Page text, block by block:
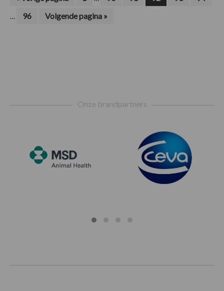
zijn
… Pagina
96
Ga
naar
Volgende pagina »
Onze brandpartners